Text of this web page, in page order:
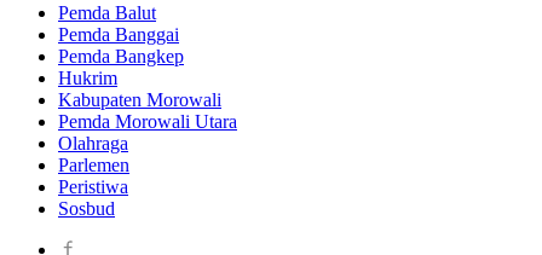
Pemda Balut
Pemda Banggai
Pemda Bangkep
Hukrim
Kabupaten Morowali
Pemda Morowali Utara
Olahraga
Parlemen
Peristiwa
Sosbud